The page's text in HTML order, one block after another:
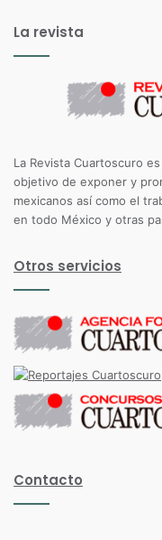
La revista
La Revista Cuartoscuro
objetivo de exponer y
mexicanos así como el
en todo México y otras
Otros servicios
Contacto